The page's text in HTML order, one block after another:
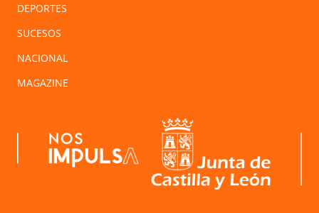
DEPORTES
SUCESOS
NACIONAL
MAGAZINE